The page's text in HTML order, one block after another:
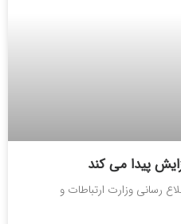
پیدا می کند
رسانی وزارت ارتباطات و